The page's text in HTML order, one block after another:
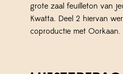
grote zaal feuilleton van
Kwatta. Deel 2 hiervan
coproductie met Oorkaan.